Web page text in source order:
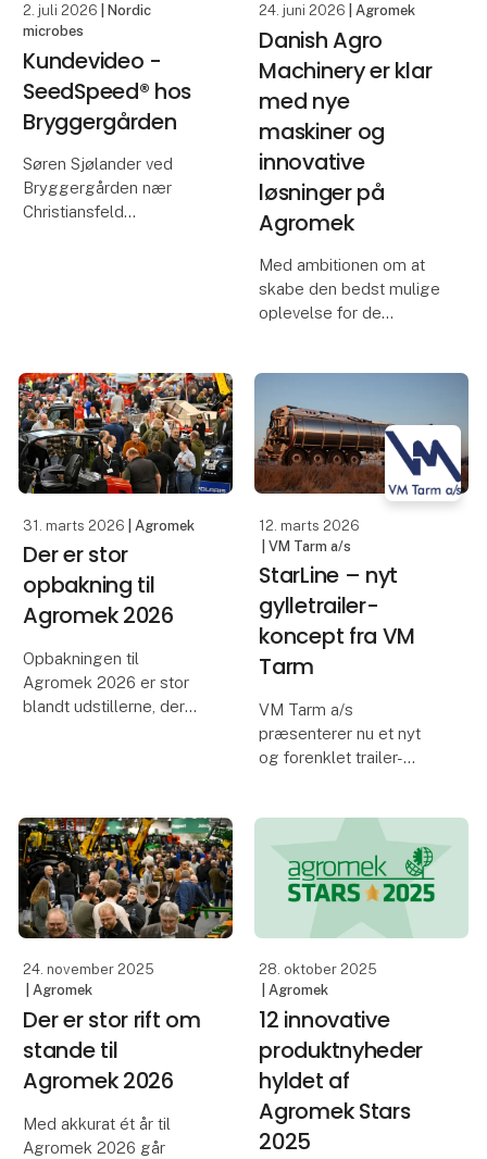
Ander
2. juli 2026
| Nordic
microbes
Kundevideo -
SeedSpeed® hos
Bryggergården
Søren Sjølander ved
Bryggergården nær
Christiansfeld
brugen og planerne for
20
24. juni 2026 | Agromek
Danish Agro
Machinery er klar
med nye
maskiner og
innovative
løsninger på
Agromek
Med ambitionen om at
skabe den bedst mulige
oplevelse for de
forberedelserne til
Agromek. Årets udgave
af Nordeuropas største
landbrugsmesse finder
31. marts 2026 | Agromek
Der er stor
opbakning til
Agromek 2026
Opbakningen til
Agromek 2026 er stor
blandt udstillerne, der
HARDI og Multiva er man
allerede nu langt i
planlægningen a
12. marts 2026
| VM Tarm a/s
StarLine – nyt
gylletrailer-
koncept fra VM
Tarm
VM Tarm a/s
præsenterer nu et nyt
og forenklet trailer-
henvender sig til kunder,
der ønsker en
gennemtestet
gylletrailer i høj kvalitet
og hurtig levering til
24. november 2025
| Agromek
Der er stor rift om
stande til
Agromek 2026
Med akkurat ét år til
Agromek 2026 går
28. oktober 2025
| Agromek
12 innovative
produktnyheder
hyldet af
Agromek Stars
2025